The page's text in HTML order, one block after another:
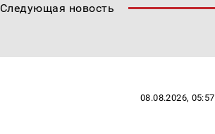
Следующая новость
08.08.2026, 05:57